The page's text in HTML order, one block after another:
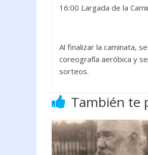
16:00 Largada de la
Al finalizar la caminata,
coreografía aeróbica y
sorteos.
También te